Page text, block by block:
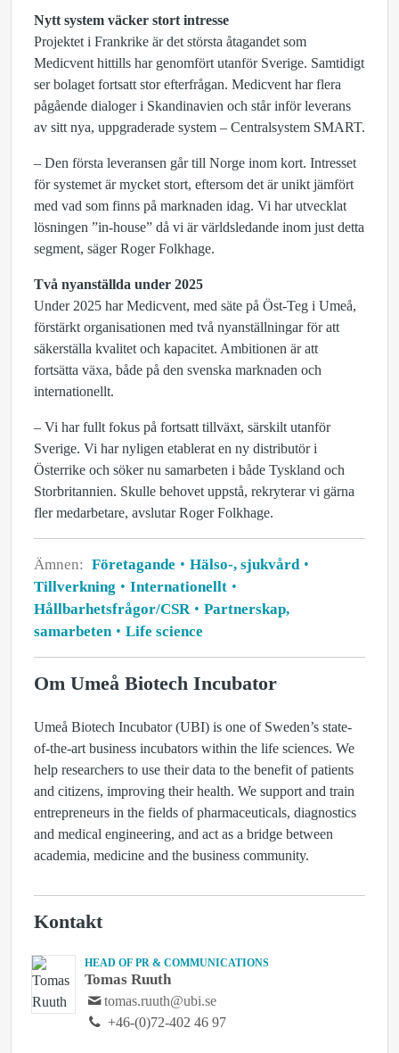
Nytt system väcker stort intresse
Projektet i Frankrike är det största åtagandet som
Medicvent hittills har genomfört utanför Sverige. Samtidigt
ser bolaget fortsatt stor efterfrågan. Medicvent har flera
pågående dialoger i Skandinavien och står inför leverans
av sitt nya, uppgraderade system – Centralsystem SMART.
– Den första leveransen går till Norge inom kort. Intresset
för systemet är mycket stort, eftersom det är unikt jämfört
med vad som finns på marknaden idag. Vi har utvecklat
lösningen ”in-house” då vi är världsledande inom just detta
segment, säger Roger Folkhage.
Två nyanställda under 2025
Under 2025 har Medicvent, med säte på Öst-Teg i Umeå,
förstärkt organisationen med två nyanställningar för att
säkerställa kvalitet och kapacitet. Ambitionen är att
fortsätta växa, både på den svenska marknaden och
internationellt.
– Vi har fullt fokus på fortsatt tillväxt, särskilt utanför
Sverige. Vi har nyligen etablerat en ny distributör i
Österrike och söker nu samarbeten i både Tyskland och
Storbritannien. Skulle behovet uppstå, rekryterar vi gärna
fler medarbetare, avslutar Roger Folkhage.
Ämnen: Företagande
Hälso-, sjukvård
Tillverkning
Internationellt
Hållbarhetsfrågor/CSR
Partnerskap,
samarbeten
Life science
Om Umeå Biotech Incubator
Umeå Biotech Incubator (UBI) is one of Sweden’s state-
of-the-art business incubators within the life sciences. We
help researchers to use their data to the benefit of patients
and citizens, improving their health. We support and train
entrepreneurs in the fields of pharmaceuticals, diagnostics
and medical engineering, and act as a bridge between
academia, medicine and the business community.
Kontakt
HEAD OF PR & COMMUNICATIONS
Tomas Ruuth
tomas.ruuth@ubi.se
+46-(0)72-402 46 97